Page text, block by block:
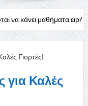
ειρήνης και διεθνούς
Καλές